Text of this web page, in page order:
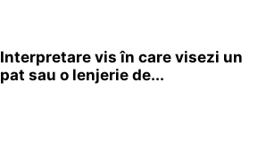
Interpretare vis în care visezi un
pat sau o lenjerie de...